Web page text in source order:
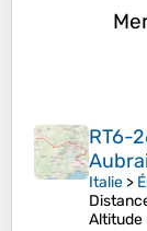
RT6-
Italie >
Altitude